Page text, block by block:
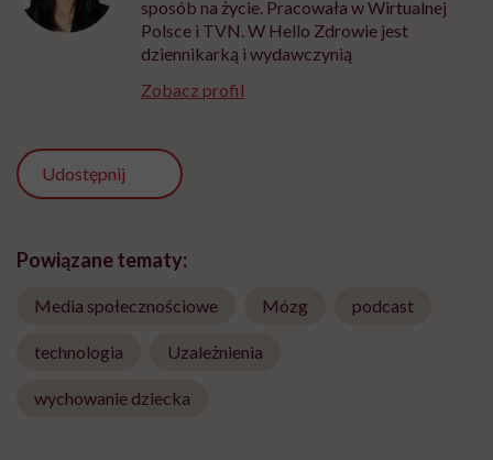
sposób na życie. Pracowała w Wirtualnej
Polsce i TVN. W Hello Zdrowie jest
dziennikarką i wydawczynią
Zobacz profil
Udostępnij
Powiązane tematy:
Media społecznościowe Mózg podcast
technologia Uzależnienia
wychowanie dziecka